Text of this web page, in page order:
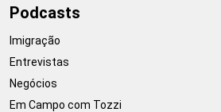
Podcasts
Imigração
Entrevistas
Negócios
Em Campo com Tozzi